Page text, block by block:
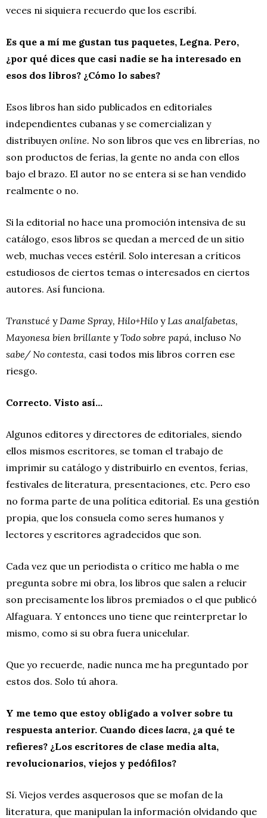
veces ni siquiera recuerdo que los escribí.
Es que a mí me gustan tus paquetes, Legna. Pero,
¿por qué dices que casi nadie se ha interesado en
esos dos libros? ¿Cómo lo sabes?
Esos libros han sido publicados en editoriales
independientes cubanas y se comercializan y
distribuyen online. No son libros que ves en librerías, no
son productos de ferias, la gente no anda con ellos
bajo el brazo. El autor no se entera si se han vendido
realmente o no.
Si la editorial no hace una promoción intensiva de su
catálogo, esos libros se quedan a merced de un sitio
web, muchas veces estéril. Solo interesan a críticos
estudiosos de ciertos temas o interesados en ciertos
autores. Así funciona.
Transtucé y Dame Spray, Hilo+Hilo yLas analfabetas,
Mayonesa bien brillante yTodo sobre papá, incluso No
sabe/ No contesta, casi todos mis libros corren ese
riesgo.
Correcto. Visto así…
Algunos editores y directores de editoriales, siendo
ellos mismos escritores, se toman el trabajo de
imprimir su catálogo y distribuirlo en eventos, ferias,
festivales de literatura, presentaciones, etc. Pero eso
no forma parte de una política editorial. Es una gestión
propia, que los consuela como seres humanos y
lectores y escritores agradecidos que son.
Cada vez que un periodista o crítico me habla o me
pregunta sobre mi obra, los libros que salen a relucir
son precisamente los libros premiados o el que publicó
Alfaguara. Y entonces uno tiene que reinterpretar lo
mismo, como si su obra fuera unicelular.
Que yo recuerde, nadie nunca me ha preguntado por
estos dos. Solo tú ahora.
Y me temo que estoy obligado a volver sobre tu
respuesta anterior. Cuando dices lacra, ¿a qué te
refieres? ¿Los escritores de clase media alta,
revolucionarios, viejos y pedófilos?
Sí. Viejos verdes asquerosos que se mofan de la
literatura, que manipulan la información olvidando que